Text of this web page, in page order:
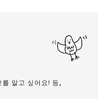
알고 싶어요! 등,